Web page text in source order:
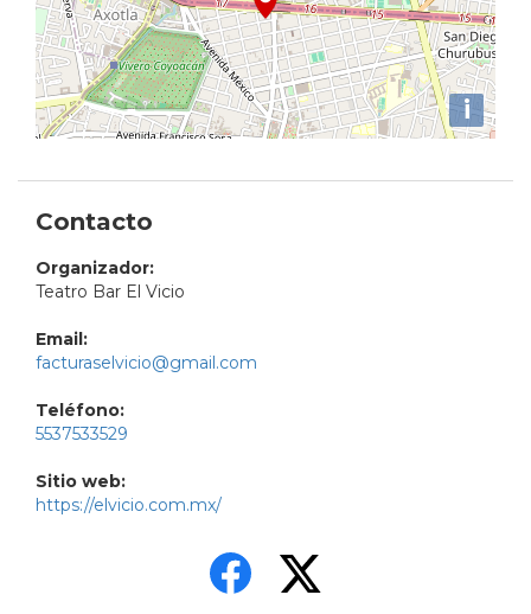
i
Contacto
Organizador:
Teatro Bar El Vicio
Email:
facturaselvicio@gmail.com
Teléfono:
5537533529
Sitio web:
https://elvicio.com.mx/